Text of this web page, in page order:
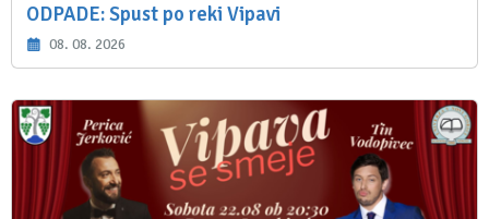
ODPADE: Spust po reki Vipavi
08. 08. 2026